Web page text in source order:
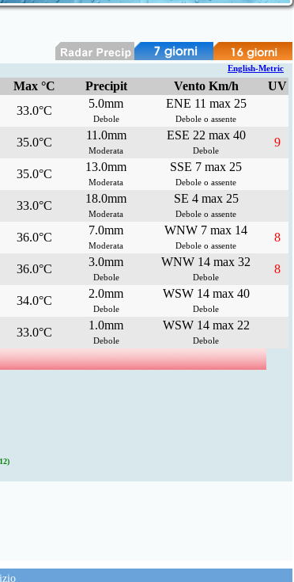
English-Metric
Max °C Precipit Vento Km/h
UV
33.0°C
5.0mm
Debole
ENE 11 max 25
Debole o assente
35.0°C
11.0mm
Moderata
ESE 22 max 40
Debole
9
35.0°C
13.0mm
Moderata
SSE 7 max 25
Debole o assente
33.0°C
18.0mm
Moderata
SE 4 max 25
Debole o assente
36.0°C
7.0mm
Moderata
WNW 7 max 14
Debole o assente
8
36.0°C
3.0mm
Debole
WNW 14 max 32
Debole
8
34.0°C
2.0mm
Debole
WSW 14 max 40
Debole
33.0°C
1.0mm
Debole
WSW 14 max 22
Debole